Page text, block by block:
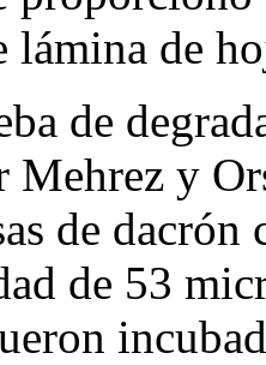
lámina de
de
Mehrez y
de
de 53